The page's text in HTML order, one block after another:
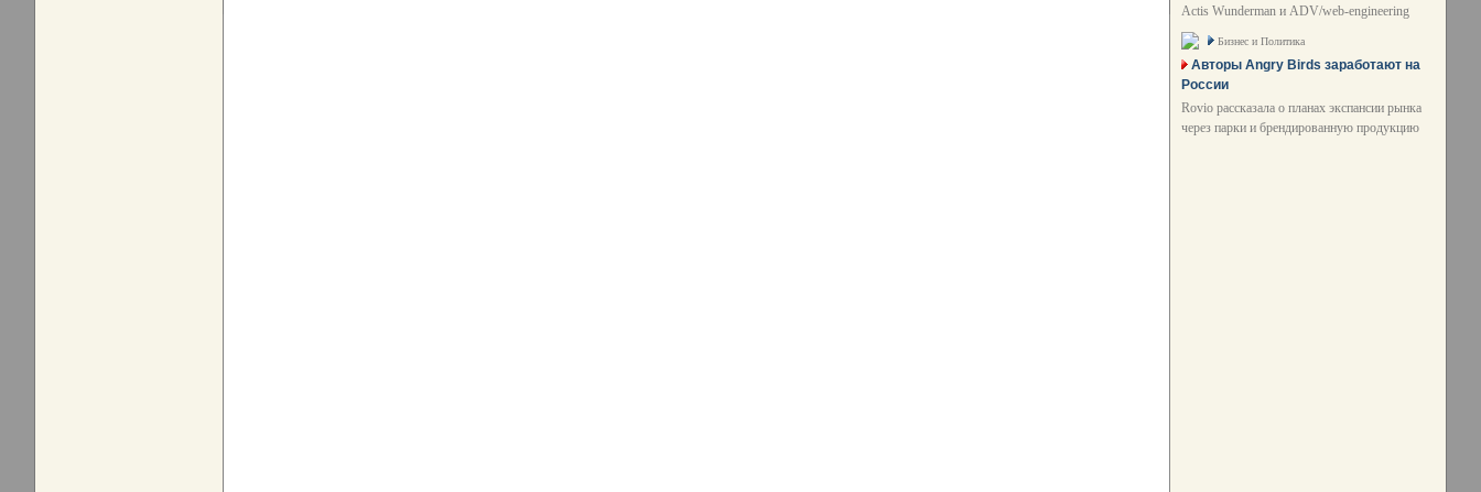
Actis Wunderman и ADV/web-engineering
Бизнес и Политика
Авторы Angry Birds заработают на
России
Rovio рассказала о планах экспансии рынка
через парки и брендированную продукцию